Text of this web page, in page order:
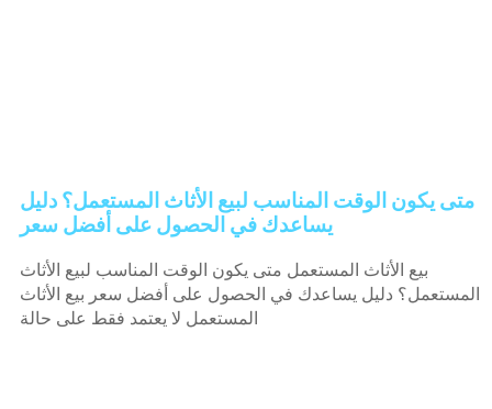
متى يكون الوقت المناسب لبيع الأثاث المستعمل؟ دليل
يساعدك في الحصول على أفضل سعر
بيع الأثاث المستعمل متى يكون الوقت المناسب لبيع الأثاث
المستعمل؟ دليل يساعدك في الحصول على أفضل سعر بيع الأثاث
المستعمل لا يعتمد فقط على حالة